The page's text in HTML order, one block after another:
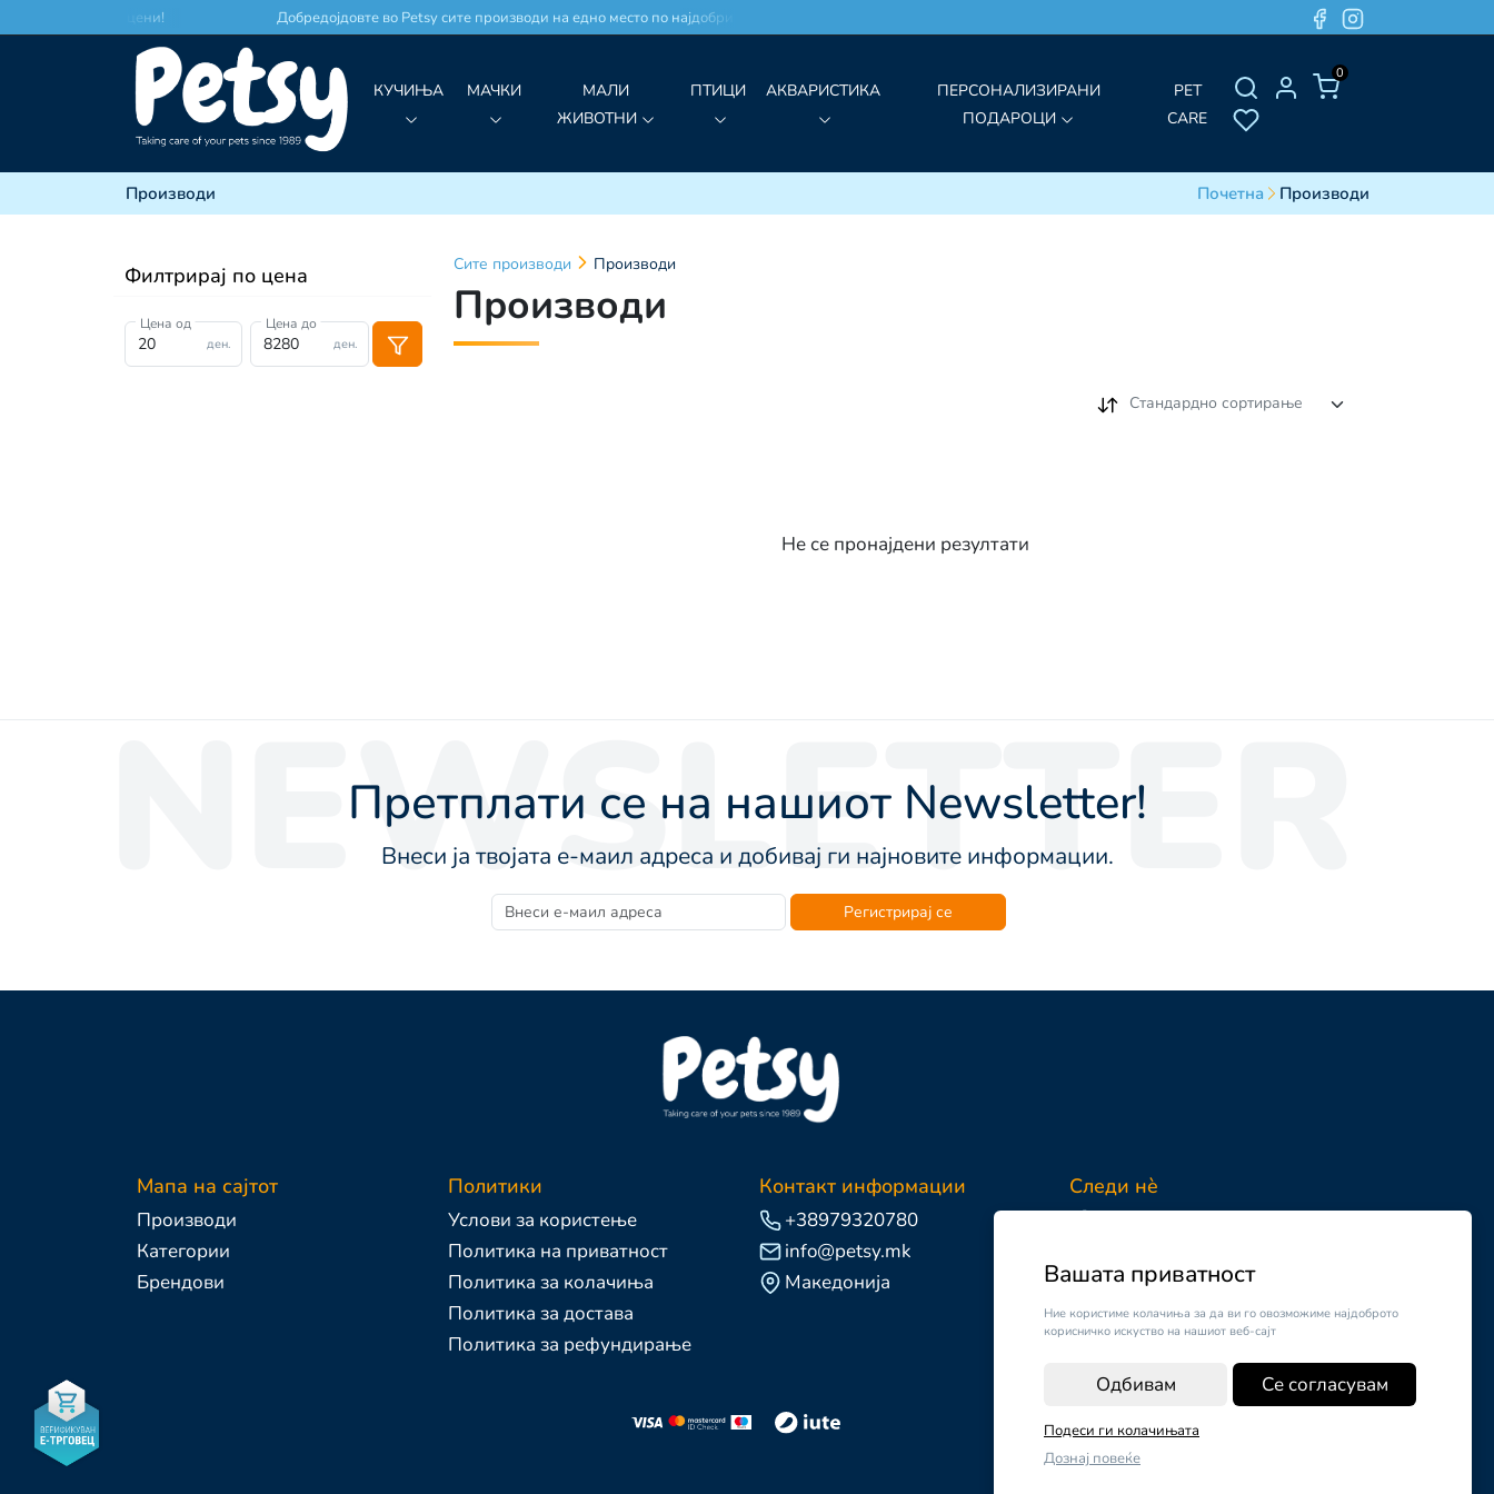
Вашата приватност
Ние користиме колачиња за да ви го овозможиме најдоброто
корисничко искуство на нашиот веб-сајт
Одбивам Се согласувам
Подеси ги колачињата
Дознај повеќе
по најдобри цени! Добредојдовте во Petsy сите производи на едно место по најдобри цени!
0
КУЧИЊА МАЧКИ
МАЛИ
ЖИВОТНИ
ПТИЦИ АКВАРИСТИКА
ПЕРСОНАЛИЗИРАНИ
ПОДАРОЦИ
PET
CARE
Производи Почетна Производи
Филтрирај по цена
ден.
Цена од
ден.
Цена до
Сите производи Производи
Производи
Стандардно сортирање
Не се пронајдени резултати
NEWSLETTER
Претплати се на нашиот Newsletter!
Внеси ја твојата е-маил адреса и добивај ги најновите информации.
Регистрирај се
Мапа на сајтот
Производи
Категории
Брендови
Политики
Услови за користење
Политика на приватност
Политика за колачиња
Политика за достава
Политика за рефундирање
Контакт информации
+38979320780
info@petsy.mk
Македонија
Следи нè